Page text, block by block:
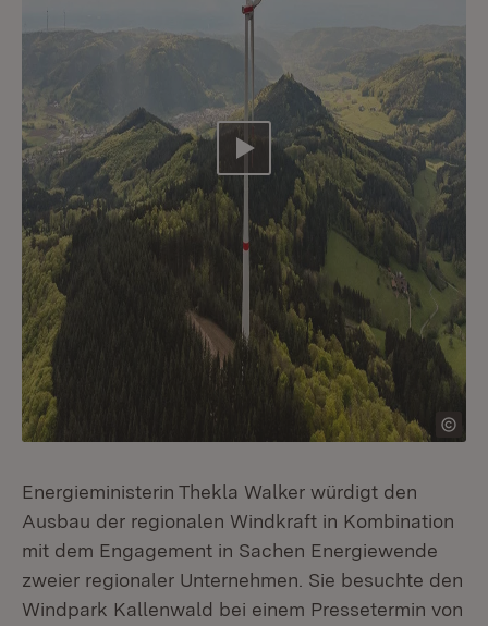
Video abspielen
Energieministerin Thekla Walker würdigt den
Ausbau der regionalen Windkraft in Kombination
mit dem Engagement in Sachen Energiewende
zweier regionaler Unternehmen. Sie besuchte den
Windpark Kallenwald bei einem Pressetermin von